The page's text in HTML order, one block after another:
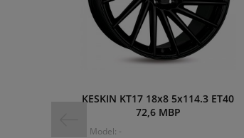
KESKIN KT17 18x8 5x114.3 ET40
72,6 MBP
Model: -